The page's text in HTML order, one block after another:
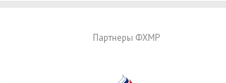
Партнеры ФХМР